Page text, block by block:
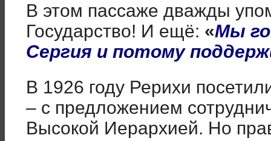
В этом пассаже дважды
Государство! И ещё: «Мы
Сергия и потому
В 1926 году Рерихи
– с предложением
Высокой Иерархией. Но